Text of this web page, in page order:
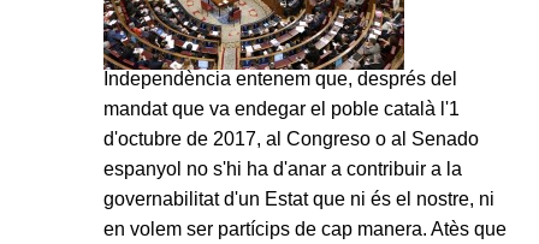
Independència entenem que, després del
mandat que va endegar el poble català l'1
d'octubre de 2017, al Congreso o al Senado
espanyol no s'hi ha d'anar a contribuir a la
governabilitat d'un Estat que ni és el nostre, ni
en volem ser partícips de cap manera. Atès que